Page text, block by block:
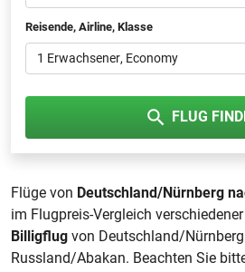
Reisende, Airline, Klasse
1 Erwachsener, Economy
FLUG
Flüge von Deutschland/Nürnberg
im Flugpreis-Vergleich
Billigflug von Deutschland/
Russland/Abakan. Beachten Sie